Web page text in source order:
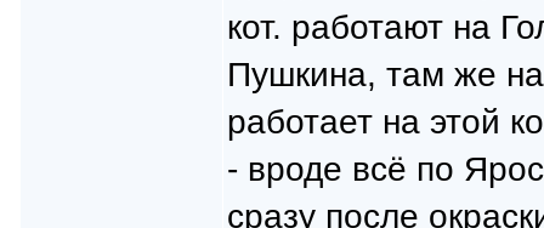
кот. работают на
Пушкина, там же
работает на этой
- вроде всё по
сразу после